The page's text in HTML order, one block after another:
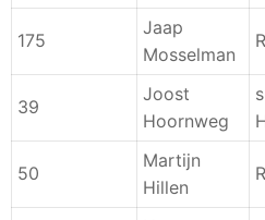
175
Jaap
Mosselman
39
Joost
Hoornweg
50
Martijn
Hillen